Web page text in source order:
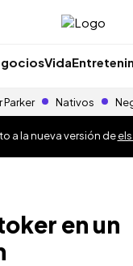
Vida
Parker Nativos
a la nueva versión de
en un